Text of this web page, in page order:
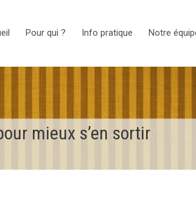
Pour qui ? Info pratique Notre
mieux s’en sortir